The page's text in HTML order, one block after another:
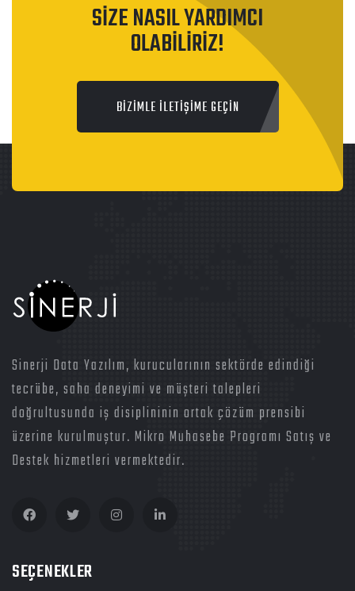
SİZE NASIL YARDIMCI
OLABİLİRİZ!
BİZİMLE İLETİŞİME GEÇİN
Sinerji Data Yazılım, kurucularının sektörde edindiği
tecrübe, saha deneyimi ve müşteri talepleri
doğrultusunda iş disiplininin ortak çözüm prensibi
üzerine kurulmuştur. Mikro Muhasebe Programı Satış ve
Destek hizmetleri vermektedir.
SEÇENEKLER